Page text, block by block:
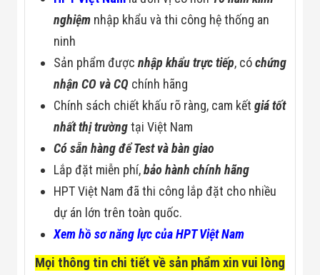
nghiệm nhập khẩu và thi công hệ thống an
ninh
Sản phẩm đượcnhập khẩu trực tiếp, cóchứng
nhận CO và CQ chính hãng
Chính sách chiết khấu rõ ràng, cam kếtgiá tốt
nhất thị trườngtại Việt Nam
Có sẵn hàng để Test và bàn giao
Lắp đặt miễn phí,bảo hành chính hãng
HPT Việt Nam đã thi công lắp đặt cho nhiều
dự án lớn trên toàn quốc.
Xem hồ sơ năng lực của HPT Việt Nam
Mọi thông tin chi tiết về sản phẩm xin vui lòng